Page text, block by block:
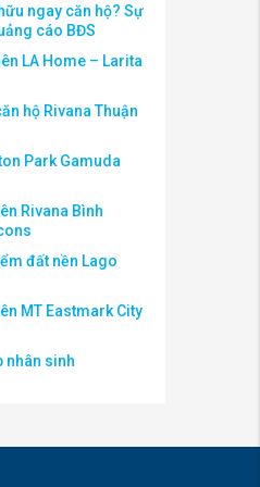
ngay căn hộ? Sự
cáo BĐS
LA Home – Larita
hộ Rivana Thuận
Park Gamuda
Rivana Bình
đất nền Lago
MT Eastmark City
nhân sinh